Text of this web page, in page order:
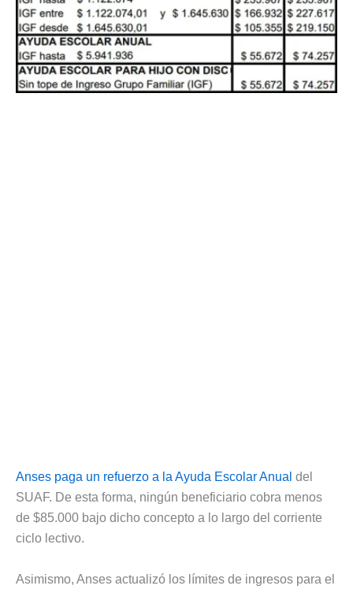
Anses paga un refuerzo a la Ayuda Escolar Anual del
SUAF. De esta forma, ningún beneficiario cobra menos
de $85.000 bajo dicho concepto a lo largo del corriente
ciclo lectivo.
Asimismo, Anses actualizó los límites de ingresos para el